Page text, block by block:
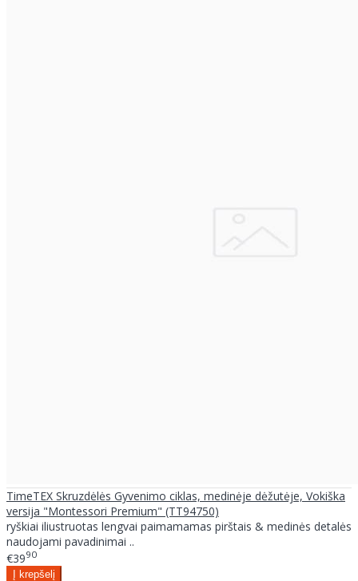
TimeTEX Skruzdėlės Gyvenimo ciklas, medinėje dėžutėje, Vokiška
versija "Montessori Premium" (TT94750)
ryškiai iliustruotas lengvai paimamamas pirštais & medinės detalės
naudojami pavadinimai ..
€3990